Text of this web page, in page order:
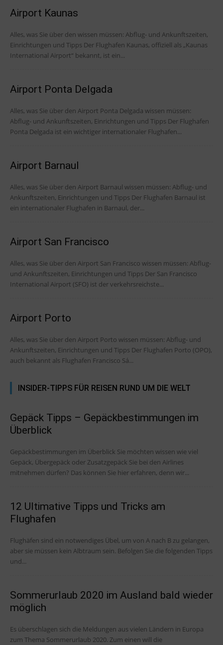
Airport Kaunas
Alles, was Sie über den wissen müssen: Abflug- und Ankunftszeiten,
Einrichtungen und Tipps Der Flughafen Kaunas, offiziell als „Kaunas
International Airport“ bekannt, ist ein...
Airport Ponta Delgada
Alles, was Sie über den Airport Ponta Delgada wissen müssen:
Abflug- und Ankunftszeiten, Einrichtungen und Tipps Der Flughafen
Ponta Delgada ist ein wichtiger internationaler Flughafen...
Airport Barnaul
Alles, was Sie über den Airport Barnaul wissen müssen: Abflug- und
Ankunftszeiten, Einrichtungen und Tipps Der Flughafen Barnaul ist
ein internationaler Flughafen in Barnaul, der...
Airport San Francisco
Alles, was Sie über den Airport San Francisco wissen müssen: Abflug-
und Ankunftszeiten, Einrichtungen und Tipps Der San Francisco
International Airport (SFO) ist der verkehrsreichste...
Airport Porto
Alles, was Sie über den Airport Porto wissen müssen: Abflug- und
Ankunftszeiten, Einrichtungen und Tipps Der Flughafen Porto (OPO),
auch bekannt als Flughafen Francisco Sá...
INSIDER-TIPPS FÜR REISEN RUND UM DIE WELT
Gepäck Tipps – Gepäckbestimmungen im
Überblick
Gepäckbestimmungen im Überblick Sie möchten wissen wie viel
Gepäck, Übergepäck oder Zusatzgepäck Sie bei den Airlines
mitnehmen dürfen? Das können Sie hier erfahren, denn wir...
12 Ultimative Tipps und Tricks am
Flughafen
Flughäfen sind ein notwendiges Übel, um von A nach B zu gelangen,
aber sie müssen kein Albtraum sein. Befolgen Sie die folgenden Tipps
und...
Sommerurlaub 2020 im Ausland bald wieder
möglich
Es überschlagen sich die Meldungen aus vielen Ländern in Europa
zum Thema Sommerurlaub 2020. Zum einen will die